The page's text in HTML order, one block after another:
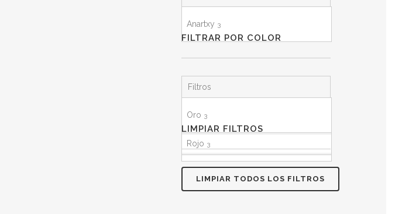
Anartxy 3
FILTRAR POR COLOR
Filtros
Oro 3
Rojo 3
LIMPIAR FILTROS
LIMPIAR TODOS LOS FILTROS